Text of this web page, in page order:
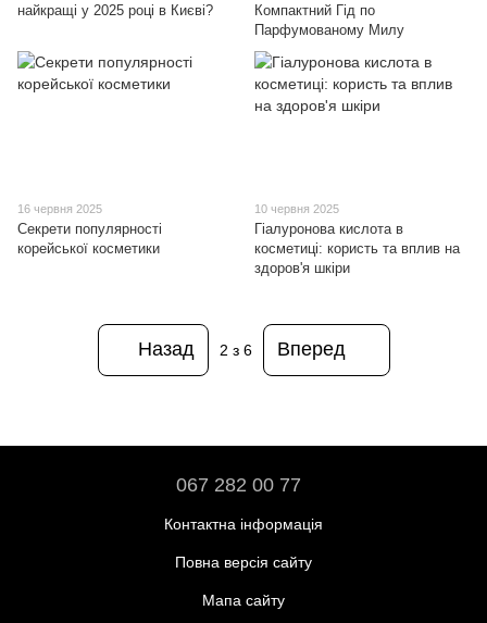
найкращі у 2025 році в Києві?
Компактний Гід по
Парфумованому Милу
16 червня 2025
Секрети популярності
корейської косметики
10 червня 2025
Гіалуронова кислота в
косметиці: користь та вплив на
здоров'я шкіри
Назад 2 з 6 Вперед
067 282 00 77
Контактна інформація
Повна версія сайту
Мапа сайту